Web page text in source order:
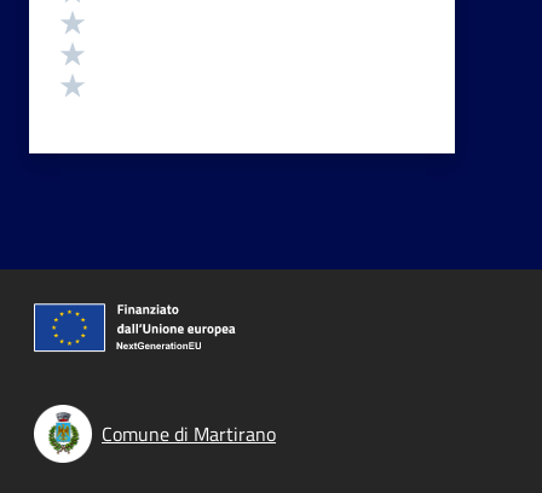
Comune di Martirano